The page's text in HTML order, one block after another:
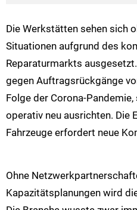
Die Werkstätten sehen sich
Situationen aufgrund des
Reparaturmarkts
gegen Auftragsrückgänge
Folge der Corona-
operativ neu ausrichten. Die
Fahrzeuge erfordert neue
Ohne
Kapazitätsplanungen wird